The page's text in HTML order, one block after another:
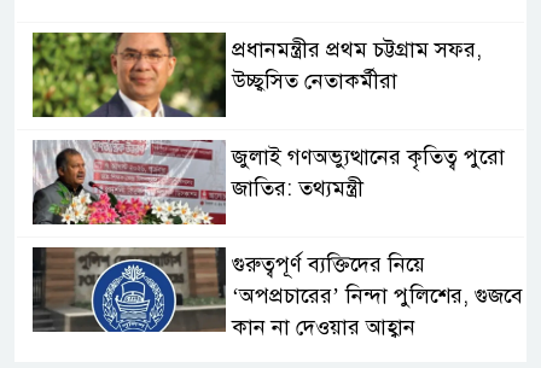
প্রধানমন্ত্রীর প্রথম চট্টগ্রাম সফর,
উচ্ছ্বসিত নেতাকর্মীরা
জুলাই গণঅভ্যুত্থানের কৃতিত্ব পুরো
জাতির: তথ্যমন্ত্রী
গুরুত্বপূর্ণ ব্যক্তিদের নিয়ে
‘অপপ্রচারের’ নিন্দা পুলিশের, গুজবে
কান না দেওয়ার আহ্বান